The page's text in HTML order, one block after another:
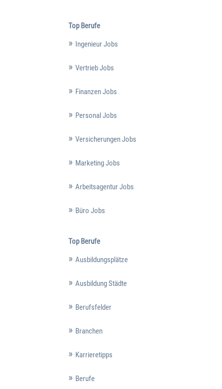
Top Berufe
Ingenieur Jobs
Vertrieb Jobs
Finanzen Jobs
Personal Jobs
Versicherungen Jobs
Marketing Jobs
Arbeitsagentur Jobs
Büro Jobs
Top Berufe
Ausbildungsplätze
Ausbildung Städte
Berufsfelder
Branchen
Karrieretipps
Berufe